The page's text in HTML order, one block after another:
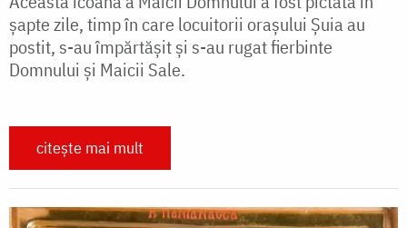
șapte zile, timp în care locuitorii orașului Șuia au
postit, s-au împărtășit și s-au rugat fierbinte
Domnului și Maicii Sale.
citește mai mult